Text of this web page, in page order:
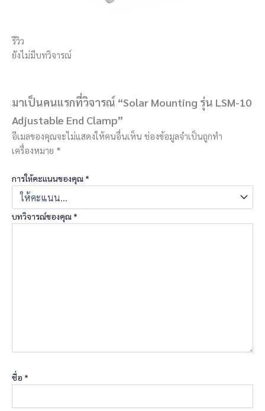
รีวิว
ยังไม่มีบทวิจารณ์
มาเป็นคนแรกที่วิจารณ์ “Solar Mounting รุ่น LSM-10
Adjustable End Clamp”
อีเมลของคุณจะไม่แสดงให้คนอื่นเห็น ช่องข้อมูลจำเป็นถูกทำ
เครื่องหมาย *
การให้คะแนนของคุณ *
บทวิจารณ์ของคุณ *
ชื่อ *